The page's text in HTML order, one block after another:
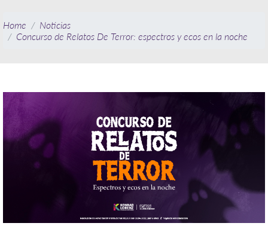
Home
Noticias
Concurso de Relatos De Terror: espectros y ecos en la noche